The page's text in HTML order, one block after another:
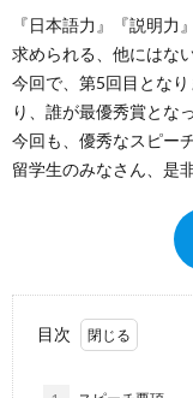
『日本語力』『説明
求められる、他にはな
今回で、第5回目とな
り、誰が最優秀賞とな
今回も、優秀なスピー
留学生のみなさん、是
目次